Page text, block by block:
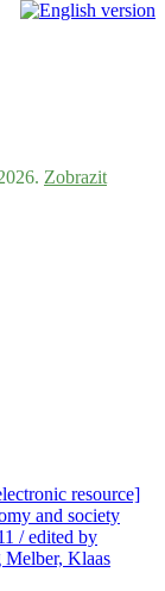
Zobrazit
resource]
and society
/ edited by
Melber, Klaas